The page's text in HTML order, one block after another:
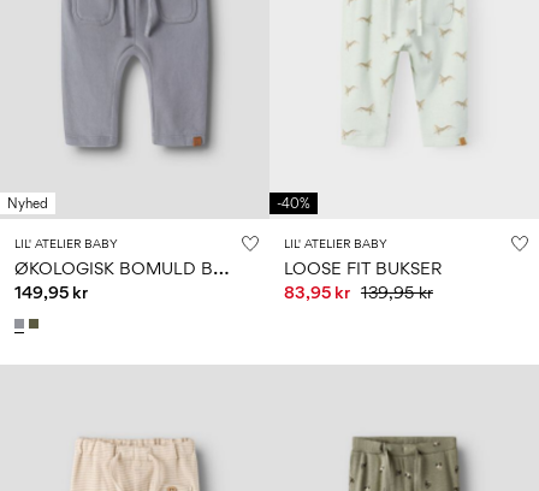
Nyhed
LIL' ATELIER BABY
Ø
KOLOGISK BOMULD BUKSER
149,95 kr
-40%
LIL' ATELIER BABY
LOOSE FIT BUKSER
83,95 kr 139,95 kr